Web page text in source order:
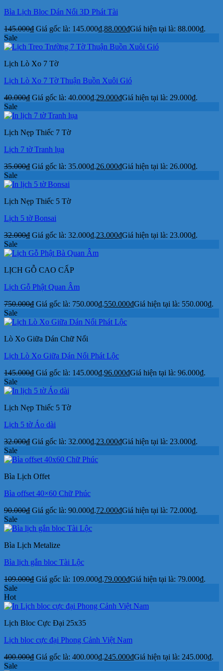
Bìa Lịch Bloc Dán Nổi 3D Phát Tài
145.000₫ Giá gốc là: 145.000₫.88.000₫Giá hiện tại là: 88.000₫.
Sale
Lịch Lò Xo 7 Tờ
Lịch Lò Xo 7 Tờ Thuận Buồn Xuôi Gió
40.000₫ Giá gốc là: 40.000₫.29.000₫Giá hiện tại là: 29.000₫.
Sale
Lịch Nẹp Thiếc 7 Tờ
Lịch 7 tờ Tranh lụa
35.000₫ Giá gốc là: 35.000₫.26.000₫Giá hiện tại là: 26.000₫.
Sale
Lịch Nẹp Thiếc 5 Tờ
Lịch 5 tờ Bonsai
32.000₫ Giá gốc là: 32.000₫.23.000₫Giá hiện tại là: 23.000₫.
Sale
LỊCH GỖ CAO CẤP
Lịch Gỗ Phật Quan Âm
750.000₫ Giá gốc là: 750.000₫.550.000₫Giá hiện tại là: 550.000₫.
Sale
Lò Xo Giữa Dán Chữ Nổi
Lịch Lò Xo Giữa Dán Nổi Phát Lộc
145.000₫ Giá gốc là: 145.000₫.96.000₫Giá hiện tại là: 96.000₫.
Sale
Lịch Nẹp Thiếc 5 Tờ
Lịch 5 tờ Áo dài
32.000₫ Giá gốc là: 32.000₫.23.000₫Giá hiện tại là: 23.000₫.
Sale
Bìa Lịch Offet
Bìa offset 40×60 Chữ Phúc
90.000₫ Giá gốc là: 90.000₫.72.000₫Giá hiện tại là: 72.000₫.
Sale
Bìa Lịch Metalize
Bìa lịch gắn bloc Tài Lộc
109.000₫ Giá gốc là: 109.000₫.79.000₫Giá hiện tại là: 79.000₫.
Sale
Hot
Lịch Bloc Cực Đại 25x35
Lịch bloc cực đại Phong Cảnh Việt Nam
400.000₫ Giá gốc là: 400.000₫.245.000₫Giá hiện tại là: 245.000₫.
Sale